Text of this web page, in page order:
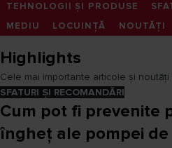
TEHNOLOGII ȘI PRODUSE
MEDIU
LOCUINȚĂ NOUTĂȚI
Highlights
Cele mai importante articole și
SFATURI ȘI RECOMANDĂRI
Cum pot fi prevenite
îngheț ale pompei de